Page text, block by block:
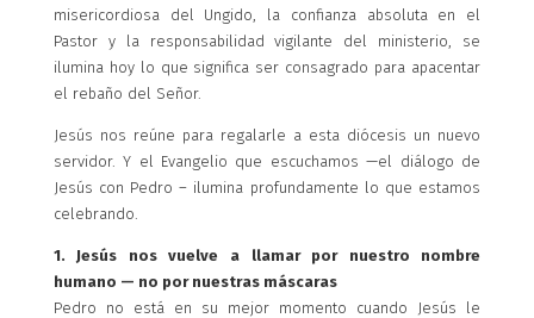
misericordiosa del Ungido, la confianza absoluta en el
Pastor y la responsabilidad vigilante del ministerio, se
ilumina hoy lo que significa ser consagrado para apacentar
el rebaño del Señor.
Jesús nos reúne para regalarle a esta diócesis un nuevo
servidor. Y el Evangelio que escuchamos —el diálogo de
Jesús con Pedro – ilumina profundamente lo que estamos
celebrando.
1. Jesús nos vuelve a llamar por nuestro nombre
humano — no por nuestras máscaras
Pedro no está en su mejor momento cuando Jesús le